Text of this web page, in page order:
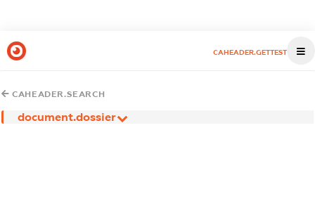
CAHEADER.GETTEST
CAHEADER.SEARCH
document.dossier